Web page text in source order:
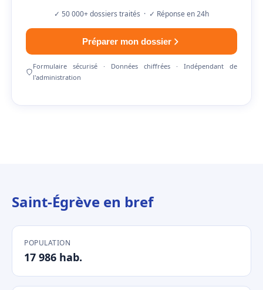
✓ 50 000+ dossiers traités · ✓ Réponse en 24h
Préparer mon dossier
Formulaire sécurisé · Données chiffrées · Indépendant de
l'administration
Saint-Égrève en bref
POPULATION
17 986 hab.